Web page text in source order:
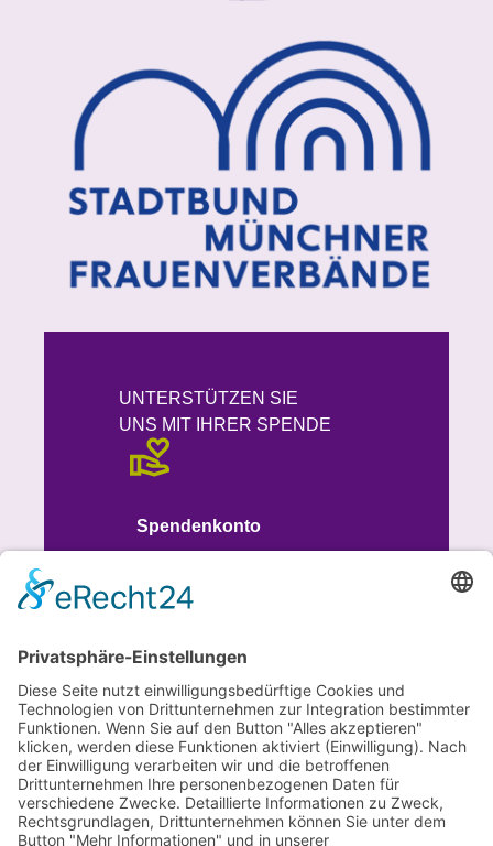
UNTERSTÜTZEN SIE
UNS MIT IHRER SPENDE
Spendenkonto
DE93 7015 0000 1008 8613 51